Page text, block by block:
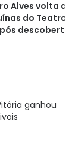
Alves volta a
do Teatro
descoberta
ganhou